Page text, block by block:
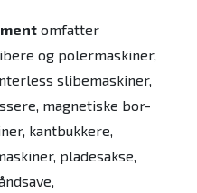
omfatter
og polermaskiner,
slibemaskiner,
magnetiske bor-
kantbukkere,
pladesakse,